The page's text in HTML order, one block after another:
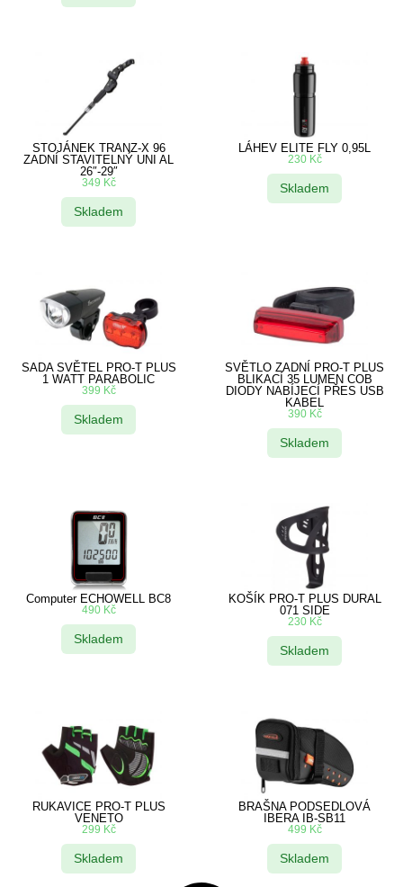
STOJÁNEK TRANZ-X 96
ZADNÍ STAVITELNÝ UNI AL
26″-29″
349 Kč
Skladem
LÁHEV ELITE FLY 0,95L
230 Kč
Skladem
SADA SVĚTEL PRO-T PLUS
1 WATT PARABOLIC
399 Kč
Skladem
SVĚTLO ZADNÍ PRO-T PLUS
BLIKACÍ 35 LUMEN COB
DIODY NABÍJECÍ PŘES USB
KABEL
390 Kč
Skladem
Computer ECHOWELL BC8
490 Kč
Skladem
KOŠÍK PRO-T PLUS DURAL
071 SIDE
230 Kč
Skladem
RUKAVICE PRO-T PLUS
VENETO
299 Kč
Skladem
BRAŠNA PODSEDLOVÁ
IBERA IB-SB11
499 Kč
Skladem